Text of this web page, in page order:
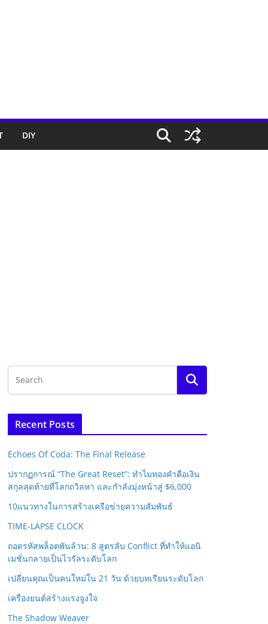
DIY
Recent Posts
Echoes Of Coda: The Final Release
ปรากฏการณ์ “The Great Reset”: ทำไมทองคำคือเงิน
สกุลสุดท้ายที่โลกถวิลหา และกำลังมุ่งหน้าสู่ $6,000
10แนวทางในการสร้างเครือข่ายความสัมพันธ์
TIME-LAPSE CLOCK
ถอดรหัสพล็อตพันล้าน: 8 สูตรลับ Conflict ที่ทำให้แอนิ
เมชั่นกลายเป็นไวรัลระดับโลก
เปลี่ยนคุณเป็นคนใหม่ใน 21 วัน ด้วยบทเรียนระดับโลก
เครื่องยนต์สร้างแรงจูงใจ
The Shadow Weaver